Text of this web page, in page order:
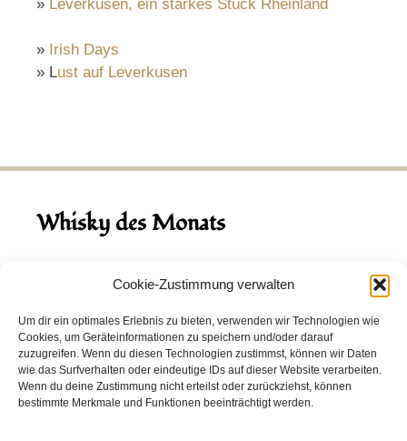
Cookie-Zustimmung verwalten
Um dir ein optimales Erlebnis zu bieten, verwenden wir Technologien wie
Cookies, um Geräteinformationen zu speichern und/oder darauf
zuzugreifen. Wenn du diesen Technologien zustimmst, können wir Daten
wie das Surfverhalten oder eindeutige IDs auf dieser Website verarbeiten.
Wenn du deine Zustimmung nicht erteilst oder zurückziehst, können
bestimmte Merkmale und Funktionen beeinträchtigt werden.
» Leverkusen, ein starkes Stück Rheinland
» Irish Days
» Lust auf Leverkusen
Whisky des Monats
August 2026
Hinch Double Wood
Destillerie:Hinch(Irland)
Single Malt, 43.0%
Peated: Nein